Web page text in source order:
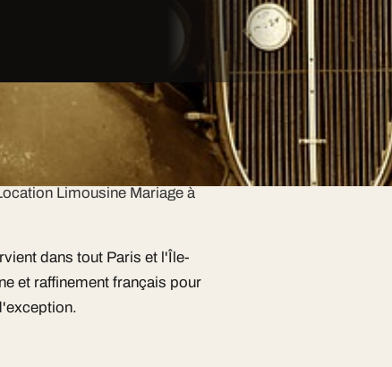
My
Limousine Mariage à
dans tout Paris et l'Île-
et raffinement français pour